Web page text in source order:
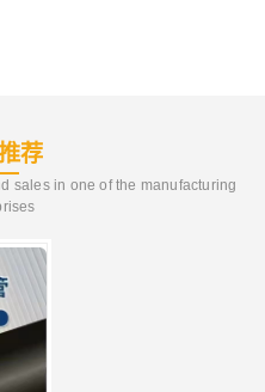
荐
sales in one of the manufacturing